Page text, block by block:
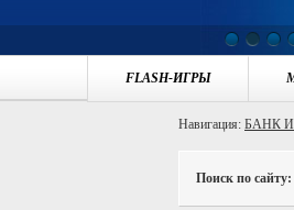
FLASH-ИГРЫ
Навигация: БАНК
Поиск по сайту: